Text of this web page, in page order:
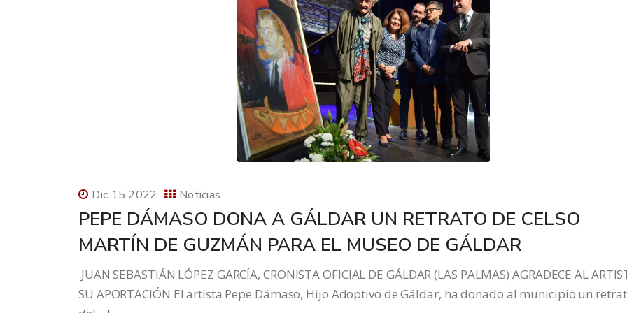
Dic 15 2022 Noticias
PEPE DÁMASO DONA A GÁLDAR UN RETRATO DE CELSO
MARTÍN DE GUZMÁN PARA EL MUSEO DE GÁLDAR
JUAN SEBASTIÁN LÓPEZ GARCÍA, CRONISTA OFICIAL DE GÁLDAR (LAS PALMAS) AGRADECE AL
SU APORTACIÓN El artista Pepe Dámaso, Hijo Adoptivo de Gáldar, ha donado al municipio un